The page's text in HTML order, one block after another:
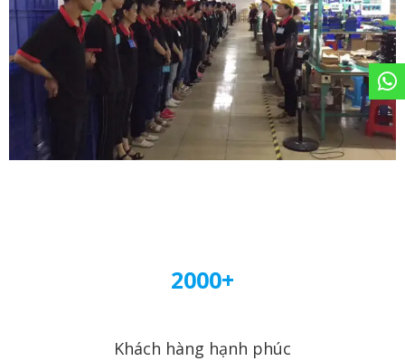
2000+
Khách hàng hạnh phúc